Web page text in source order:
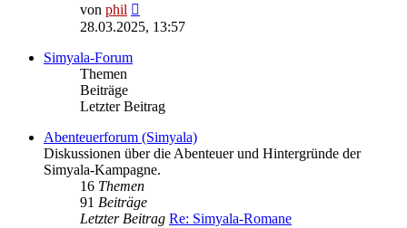
von phil
Beitrag
28.03.2025, 13:57
Simyala-Forum
Themen
Beiträge
Letzter Beitrag
Abenteuerforum (Simyala)
Diskussionen über die Abenteuer und Hintergründe der
Simyala-Kampagne.
16 Themen
91 Beiträge
Letzter Beitrag Re: Simyala-Romane